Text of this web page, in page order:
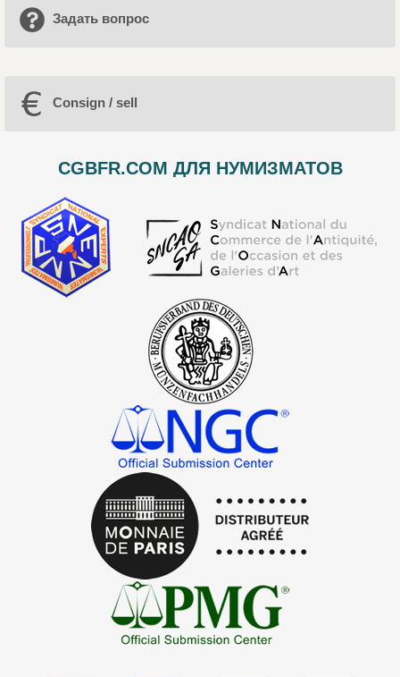
Задать вопрос
Consign / sell
CGBFR.COM ДЛЯ НУМИЗМАТОВ